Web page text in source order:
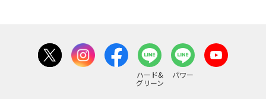
ハード&
グリーン
パワー